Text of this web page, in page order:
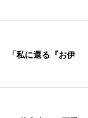
「私に還る『お伊